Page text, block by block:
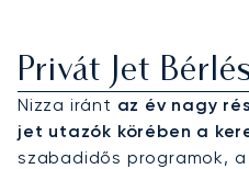
Privát Jet
Nizza iránt az év nagy
jet utazók körében a
szabadidős programok,